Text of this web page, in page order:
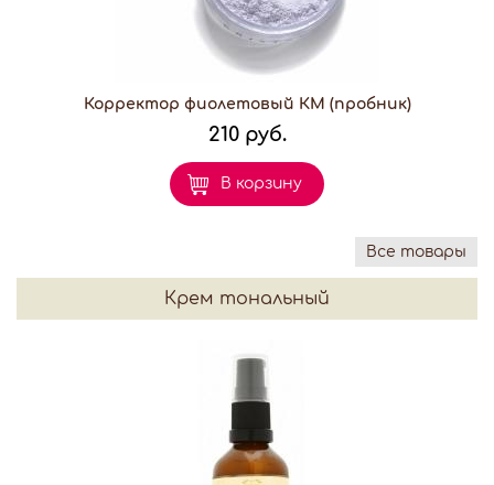
Корректор фиолетовый КМ (пробник)
210 руб.
В корзину
Все товары
Крем тональный